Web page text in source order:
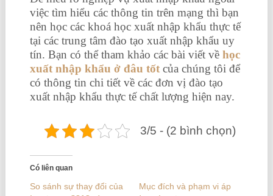
việc tìm hiểu các thông tin trên mạng thì bạn
nên học các khoá học xuất nhập khẩu thực tế
tại các trung tâm đào tạo xuất nhập khẩu uy
tín. Bạn có thể tham khảo các bài viết về học
xuất nhập khẩu ở đâu tốtcủa chúng tôi để
có thông tin chi tiết về các đơn vị đào tạo
xuất nhập khẩu thực tế chất lượng hiện nay.
3/5 - (2 bình chọn)
Có liên quan
So sánh sự thay đổi của
Mục đích và phạm vi áp